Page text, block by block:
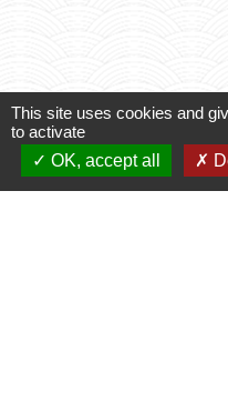
This site uses cookies and
to activate
OK, accept all